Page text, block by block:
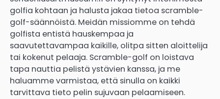
golfia kohtaan ja halusta jakaa tietoa scramble-
golf-säännöistä. Meidän missiomme on tehdä
golfista entistä hauskempaa ja
saavutettavampaa kaikille, olitpa sitten aloittelija
tai kokenut pelaaja. Scramble-golf on loistava
tapa nauttia pelistä ystävien kanssa, ja me
haluamme varmistaa, että sinulla on kaikki
tarvittava tieto pelin sujuvaan pelaamiseen.